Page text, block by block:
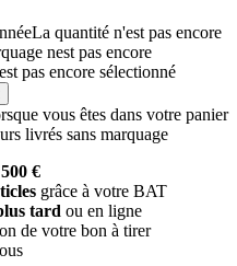
La quantité n'est pas encore
nest pas encore
pas encore sélectionné
vous êtes dans votre panier
livrés sans marquage
€
grâce à votre BAT
tard ou en ligne
de votre bon à tirer